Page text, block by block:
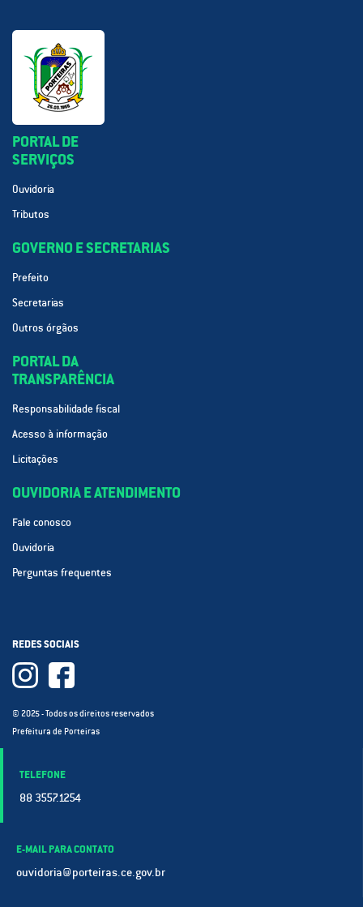
PORTAL DE
SERVIÇOS
Ouvidoria
Tributos
GOVERNO E SECRETARIAS
Prefeito
Secretarias
Outros órgãos
PORTAL DA
TRANSPARÊNCIA
Responsabilidade fiscal
Acesso à informação
Licitações
OUVIDORIA E ATENDIMENTO
Fale conosco
Ouvidoria
Perguntas frequentes
REDES SOCIAIS
© 2025 - Todos os direitos reservados
Prefeitura de Porteiras
TELEFONE
88 3557.1254
E-MAIL PARA CONTATO
ouvidoria@porteiras.ce.gov.br